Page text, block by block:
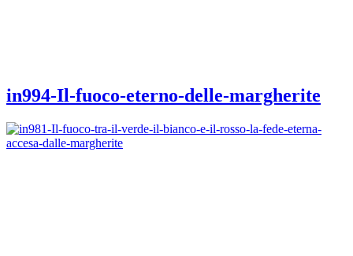
in994-Il-fuoco-eterno-delle-margherite